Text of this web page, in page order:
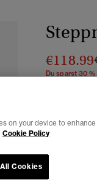
€118.99
Du sparst 30 %
Auswählen
on your device to
Cookie Policy
Cookies